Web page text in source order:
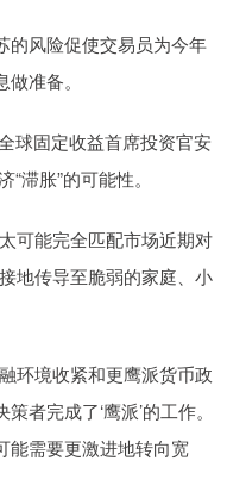
风险促使交易员为今年
准备。
固定收益首席投资官安
滞胀”的可能性。
能完全匹配市场近期对
地传导至脆弱的家庭、小
境收紧和更鹰派货币政
者完成了‘鹰派’的工作。
能需要更激进地转向宽